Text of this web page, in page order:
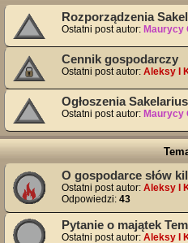
Rozporządzenia
Ostatni post autor: Maurycy
Cennik gospodarczy
Ostatni post autor: Aleksy I
Ogłoszenia
Ostatni post autor: Maurycy
O gospodarce słów
Ostatni post autor: Aleksy I
Odpowiedzi: 43
Pytanie o majątek
Ostatni post autor: Aleksy I